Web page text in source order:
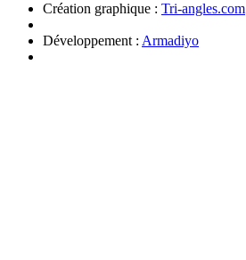
Création graphique : Tri-angles.com
Développement : Armadiyo